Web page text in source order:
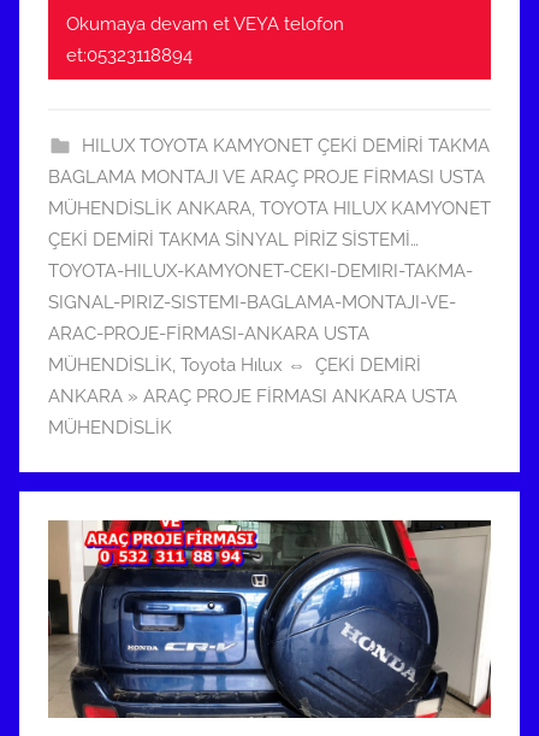
2
a
r
i
h
n
d
e
g
ö
d
e
i
l
m
ş
Okumaya devam et VEYA telofon
et:05323118894
HILUX TOYOTA KAMYONET ÇEKİ DEMİRİ TAKMA
BAGLAMA MONTAJI VE ARAÇ PROJE FİRMASI USTA
MÜHENDİSLİK ANKARA, TOYOTA HILUX KAMYONET
ÇEKİ DEMİRİ TAKMA SİNYAL PİRİZ SİSTEMİ…
TOYOTA-HILUX-KAMYONET-CEKI-DEMIRI-TAKMA-
SIGNAL-PIRIZ-SISTEMI-BAGLAMA-MONTAJI-VE-
ARAC-PROJE-FİRMASI-ANKARA USTA
MÜHENDİSLİK, Toyota Hılux ⇔ ÇEKİ DEMİRİ
ANKARA » ARAÇ PROJE FİRMASI ANKARA USTA
MÜHENDİSLİK